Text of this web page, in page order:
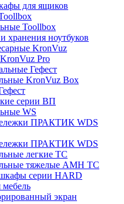
для ящиков
Toollbox
хранения ноутбуков
KronVuz
Pro
Гефест
KronVuz Box
серии ВП
WS
ПРАКТИК WDS
ПРАКТИК WDS
легкие ТС
тяжелые AMH TC
серии HARD
мебель
экран